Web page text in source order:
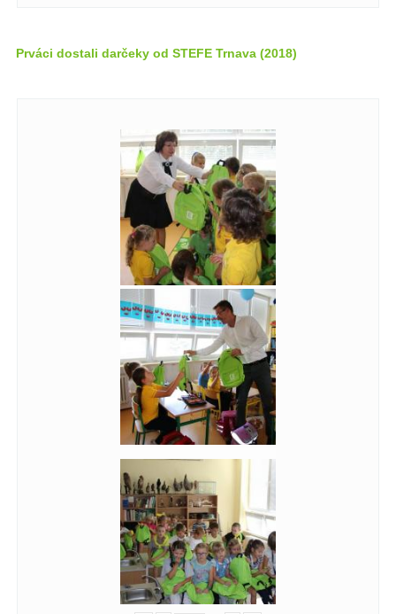
Prváci dostali darčeky od STEFE Trnava (2018)